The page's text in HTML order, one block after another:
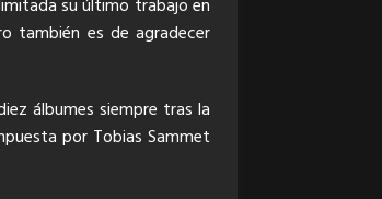
su último trabajo en
también es de agradecer
álbumes siempre tras la
por Tobias Sammet